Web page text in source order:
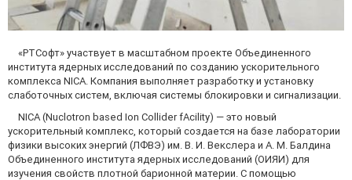
«РТСофт» участвует в масштабном проекте Объединенного
института ядерных исследований по созданию ускорительного
комплекса NICA. Компания выполняет разработку и установку
слаботочных систем, включая системы блокировки и сигнализации.
NICA (Nuclotron based Ion Collider fAcility) — это новый
ускорительный комплекс, который создается на базе лаборатории
физики высоких энергий (ЛФВЭ) им. В. И. Векслера и А. М. Балдина
Объединенного института ядерных исследований (ОИЯИ) для
изучения свойств плотной барионной материи. С помощью